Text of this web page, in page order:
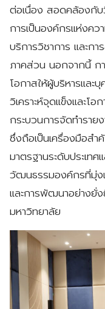
ต่อเนื่อง สอดคล้องกั
การเป็นองค์กรแห่งคว
บริการวิชาการ และก
ภาคส่วน นอกจากนี้ ก
โอกาสให้ผู้บริหารและ
วิเคราะห์จุดแข็งและโ
กระบวนการจัดทำรา
ซึ่งถือเป็นเครื่องมือส
มาตรฐานระดับประเท
วัฒนธรรมองค์กรที่มุ่ง
และการพัฒนาอย่างยั่
มหาวิทยาลัย